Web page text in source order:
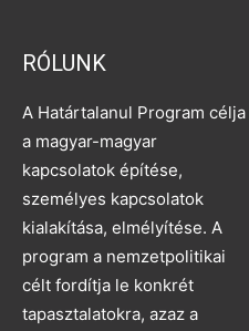
RÓLUNK
A Határtalanul Program célja
a magyar-magyar
kapcsolatok építése,
személyes kapcsolatok
kialakítása, elmélyítése. A
program a nemzetpolitikai
célt fordítja le konkrét
tapasztalatokra, azaz a